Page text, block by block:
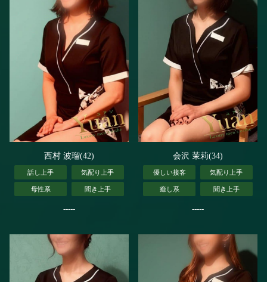
西村 波瑠(42)
話し上手 気配り上手
母性系 聞き上手
-----
会沢 茉莉(34)
優しい接客 気配り上手
癒し系 聞き上手
-----